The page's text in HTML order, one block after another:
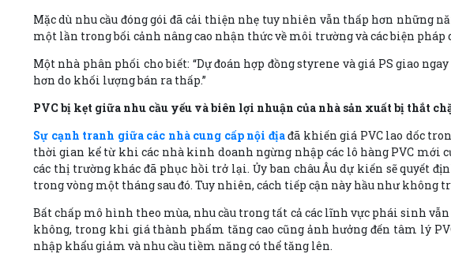
Mặc dù nhu cầu đóng gói đã cải thiện nhẹ tuy nhiên vẫn thấp hơn những
một lần trong bối cảnh nâng cao nhận thức về môi trường và các biện
Một nhà phân phối cho biết: “Dự đoán hợp đồng styrene và giá PS giao
hơn do khối lượng bán ra thấp.”
PVC bị kẹt giữa nhu cầu yếu và biên lợi nhuận của nhà sản xuất bị thắt
Sự cạnh tranh giữa các nhà cung cấp nội địađã khiến giá PVC lao dốc
thời gian kể từ khi các nhà kinh doanh ngừng nhập các lô hàng PVC mới
các thị trường khác đã phục hồi trở lại. Ủy ban châu Âu dự kiến sẽ quyết
trong vòng một tháng sau đó. Tuy nhiên, cách tiếp cận này hầu như
Bất chấp mô hình theo mùa, nhu cầu trong tất cả các lĩnh vực phái sinh
không, trong khi giá thành phẩm tăng cao cũng ảnh hưởng đến tâm lý
nhập khẩu giảm và nhu cầu tiềm năng có thể tăng lên.